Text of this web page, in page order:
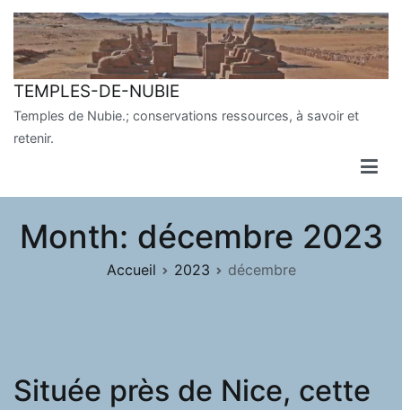
Aller
contenu
TEMPLES-DE-NUBIE
Temples de Nubie.; conservations ressources, à savoir et
retenir.
Month: décembre 2023
Accueil 2023 décembre
Située près de Nice, cette